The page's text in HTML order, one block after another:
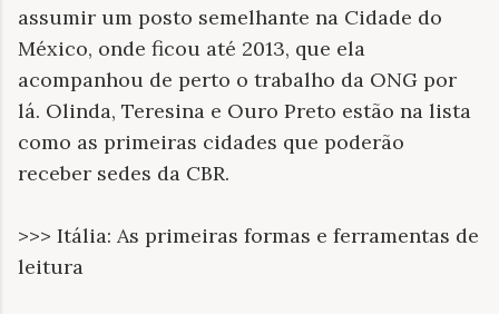
assumir um posto semelhante na Cidade do
México, onde ficou até 2013, que ela
acompanhou de perto o trabalho da ONG por
lá. Olinda, Teresina e Ouro Preto estão na lista
como as primeiras cidades que poderão
receber sedes da CBR.
>>> Itália: As primeiras formas e ferramentas de
leitura